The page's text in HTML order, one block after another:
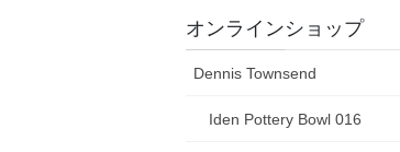
オンラインショップ
Dennis Townsend
Iden Pottery Bowl 016